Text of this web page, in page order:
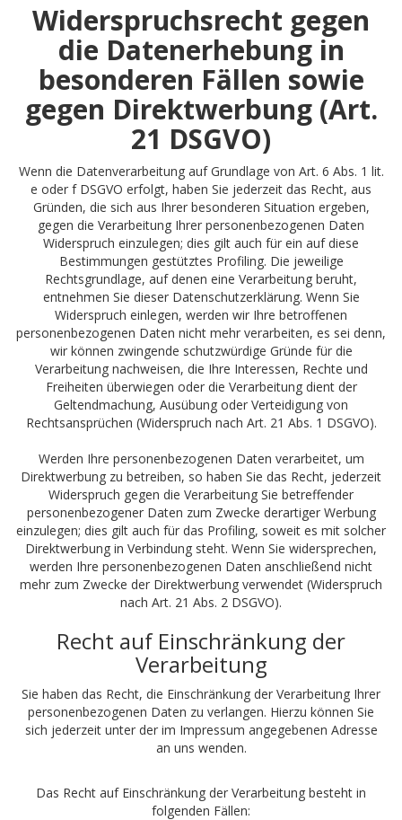
Widerspruchsrecht gegen
die Datenerhebung in
besonderen Fällen sowie
gegen Direktwerbung (Art.
21 DSGVO)
Wenn die Datenverarbeitung auf Grundlage von Art. 6 Abs. 1 lit.
e oder f DSGVO erfolgt, haben Sie jederzeit das Recht, aus
Gründen, die sich aus Ihrer besonderen Situation ergeben,
gegen die Verarbeitung Ihrer personenbezogenen Daten
Widerspruch einzulegen; dies gilt auch für ein auf diese
Bestimmungen gestütztes Profiling. Die jeweilige
Rechtsgrundlage, auf denen eine Verarbeitung beruht,
entnehmen Sie dieser Datenschutzerklärung. Wenn Sie
Widerspruch einlegen, werden wir Ihre betroffenen
personenbezogenen Daten nicht mehr verarbeiten, es sei denn,
wir können zwingende schutzwürdige Gründe für die
Verarbeitung nachweisen, die Ihre Interessen, Rechte und
Freiheiten überwiegen oder die Verarbeitung dient der
Geltendmachung, Ausübung oder Verteidigung von
Rechtsansprüchen (Widerspruch nach Art. 21 Abs. 1 DSGVO).
Werden Ihre personenbezogenen Daten verarbeitet, um
Direktwerbung zu betreiben, so haben Sie das Recht, jederzeit
Widerspruch gegen die Verarbeitung Sie betreffender
personenbezogener Daten zum Zwecke derartiger Werbung
einzulegen; dies gilt auch für das Profiling, soweit es mit solcher
Direktwerbung in Verbindung steht. Wenn Sie widersprechen,
werden Ihre personenbezogenen Daten anschließend nicht
mehr zum Zwecke der Direktwerbung verwendet (Widerspruch
nach Art. 21 Abs. 2 DSGVO).
Recht auf Einschränkung der
Verarbeitung
Sie haben das Recht, die Einschränkung der Verarbeitung Ihrer
personenbezogenen Daten zu verlangen. Hierzu können Sie
sich jederzeit unter der im Impressum angegebenen Adresse
an uns wenden.
Das Recht auf Einschränkung der Verarbeitung besteht in
folgenden Fällen: